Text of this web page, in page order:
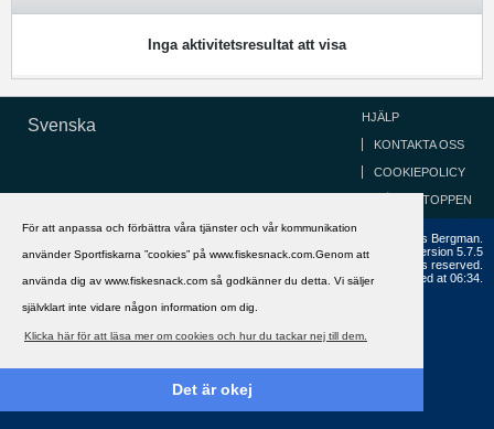
För att anpassa och förbättra våra tjänster och vår kommunikation
använder Sportfiskarna ”cookies” på www.fiskesnack.com.Genom att
använda dig av www.fiskesnack.com så godkänner du detta. Vi säljer
självklart inte vidare någon information om dig.
Klicka här för att läsa mer om cookies och hur du tackar nej till dem.
Det är okej
Inga aktivitetsresultat att visa
Svenska HJÄLP
KONTAKTA OSS
COOKIEPOLICY
GÅ TILL TOPPEN
Copyright ©2002 - 2021, FiskeSnack.com. Grundad 2002 av Anders Bergman.
Powered byvBulletin®
Version 5.7.5
Copyright © 2026 MH Sub I, LLC dba vBulletin. All rights reserved.
All times are GMT+1. This page was generated at 06:34.